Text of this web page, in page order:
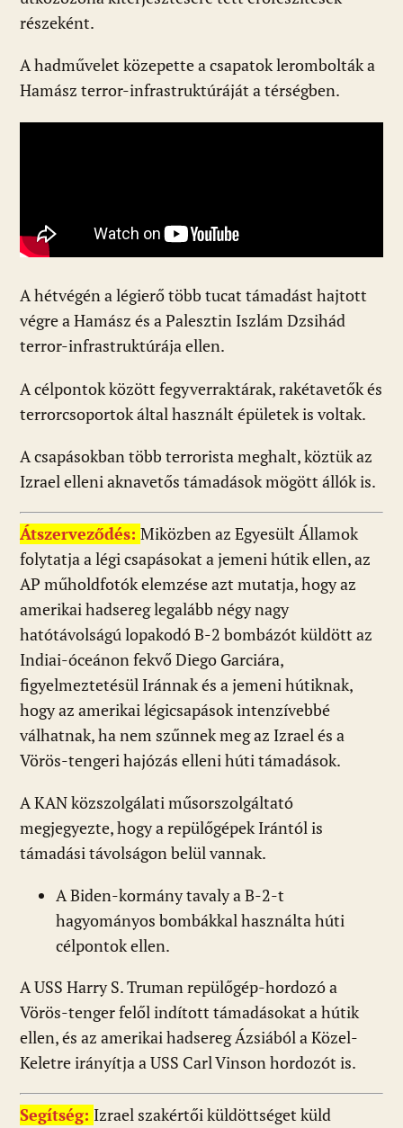
részeként.
A hadművelet közepette a csapatok lerombolták a
Hamász terror-infrastruktúráját a térségben.
A hétvégén a légierő több tucat támadást hajtott
végre a Hamász és a Palesztin Iszlám Dzsihád
terror-infrastruktúrája ellen.
A célpontok között fegyverraktárak, rakétavetők és
terrorcsoportok által használt épületek is voltak.
A csapásokban több terrorista meghalt, köztük az
Izrael elleni aknavetős támadások mögött állók is.
Átszerveződés: Miközben az Egyesült Államok
folytatja a légi csapásokat a jemeni hútik ellen, az
AP műholdfotók elemzése azt mutatja, hogy az
amerikai hadsereg legalább négy nagy
hatótávolságú lopakodó B-2 bombázót küldött az
Indiai-óceánon fekvő Diego Garciára,
figyelmeztetésül Iránnak és a jemeni hútiknak,
hogy az amerikai légicsapások intenzívebbé
válhatnak, ha nem szűnnek meg az Izrael és a
Vörös-tengeri hajózás elleni húti támadások.
A KAN közszolgálati műsorszolgáltató
megjegyezte, hogy a repülőgépek Irántól is
támadási távolságon belül vannak.
A Biden-kormány tavaly a B-2-t
hagyományos bombákkal használta húti
célpontok ellen.
A USS Harry S. Truman repülőgép-hordozó a
Vörös-tenger felől indított támadásokat a hútik
ellen, és az amerikai hadsereg Ázsiából a Közel-
Keletre irányítja a USS Carl Vinson hordozót is.
Segítség: Izrael szakértői küldöttséget küld